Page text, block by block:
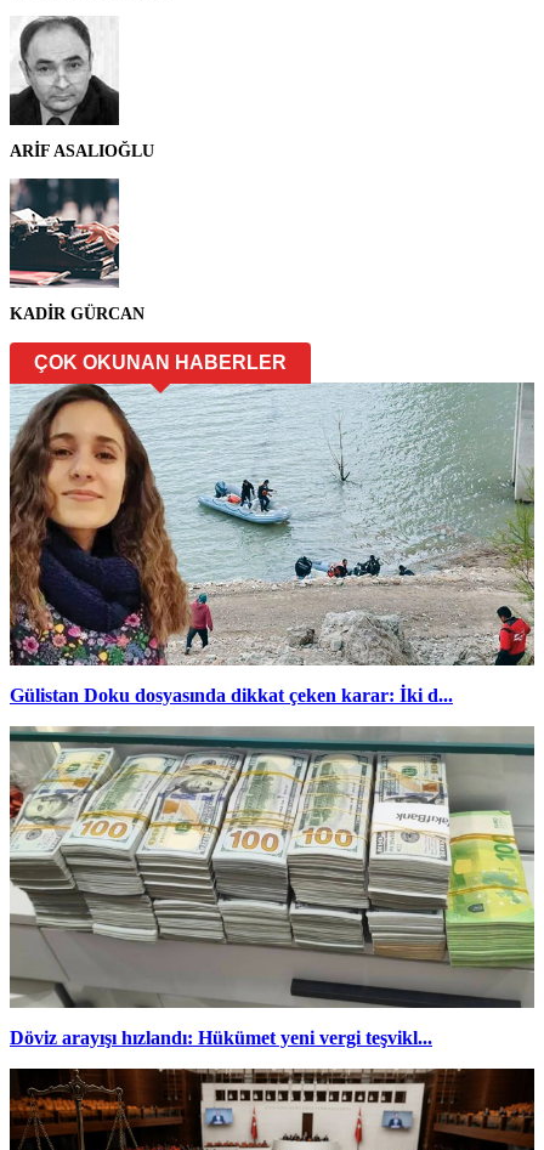
ARİF ASALIOĞLU
KADİR GÜRCAN
ÇOK OKUNAN HABERLER
Gülistan Doku dosyasında dikkat çeken karar: İki d...
Döviz arayışı hızlandı: Hükümet yeni vergi teşvikl...